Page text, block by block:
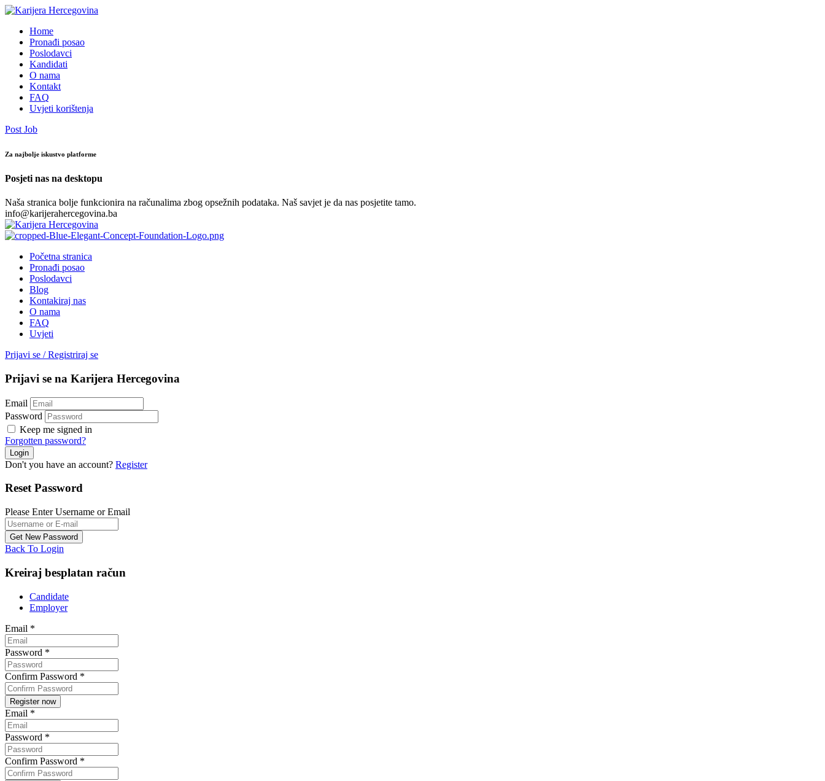
Home
Pronađi posao
Poslodavci
Kandidati
O nama
Kontakt
FAQ
Uvjeti korištenja
Post Job
Za najbolje iskustvo platforme
Posjeti nas na desktopu
Naša stranica bolje funkcionira na računalima zbog opsežnih podataka. Naš savjet je da nas posjetite tamo.
info@karijerahercegovina.ba
Početna stranica
Pronađi posao
Poslodavci
Blog
Kontakiraj nas
O nama
FAQ
Uvjeti
Prijavi se / Registriraj se
Prijavi se na Karijera Hercegovina
Email
Password
Keep me signed in
Forgotten password?
Don't you have an account? Register
Reset Password
Please Enter Username or Email
Back To Login
Kreiraj besplatan račun
Candidate
Employer
Email *
Password *
Confirm Password *
Email *
Password *
Confirm Password *